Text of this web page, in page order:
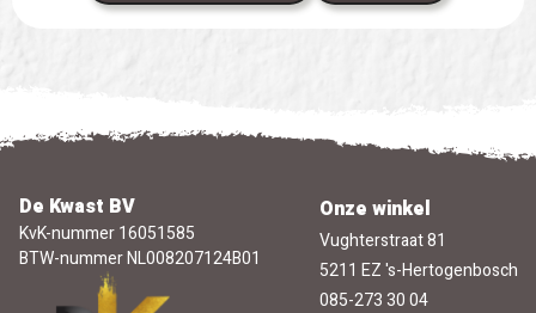
De Kwast BV
KvK-nummer 16051585
BTW-nummer NL008207124B01
Onze winkel
Vughterstraat 81
5211 EZ 's-Hertogenbosch
085-273 30 04